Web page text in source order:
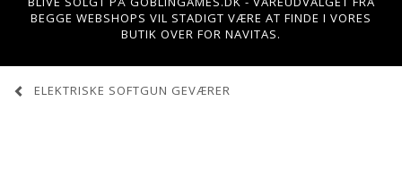
BEGGE WEBSHOPS VIL STADIGT VÆRE AT FINDE I VORES
BUTIK OVER FOR NAVITAS.
ELEKTRISKE SOFTGUN GEVÆRER